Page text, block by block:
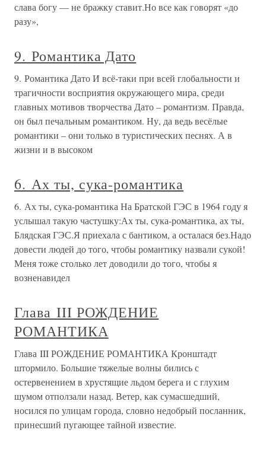
слава богу — не бражку ставит.Но все как говорят «до
разу»,
9. Романтика Дато
9. Романтика Дато И всё-таки при всей глобальности и
трагичности восприятия окружающего мира, среди
главных мотивов творчества Дато – романтизм. Правда,
он был печальным романтиком. Ну, да ведь весёлые
романтики – они только в туристических песнях. А в
жизни и в высоком
6. Ах ты, сука-романтика
6. Ах ты, сука-романтика На Братской ГЭС в 1964 году я
услышал такую частушку:Ах ты, сука-романтика, ах ты,
Блядская ГЭС.Я приехала с бантиком, а осталася без.Надо
довести людей до того, чтобы романтику назвали сукой!
Меня тоже столько лет доводили до того, чтобы я
возненавидел
Глава III РОЖДЕНИЕ
РОМАНТИКА
Глава III РОЖДЕНИЕ РОМАНТИКА Кронштадт
штормило. Большие тяжелые волны бились с
остервенением в хрустящие льдом берега и с глухим
шумом отползали назад. Ветер, как сумасшедший,
носился по улицам города, словно недобрый посланник,
принесший пугающее тайной известие.